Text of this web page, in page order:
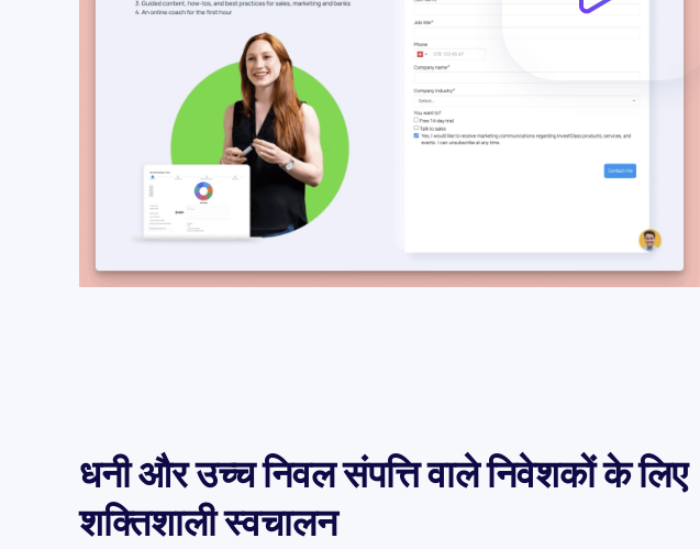
धनी और उच्च निवल संपत्ति वाले निवेशकों के लिए
शक्तिशाली स्वचालन